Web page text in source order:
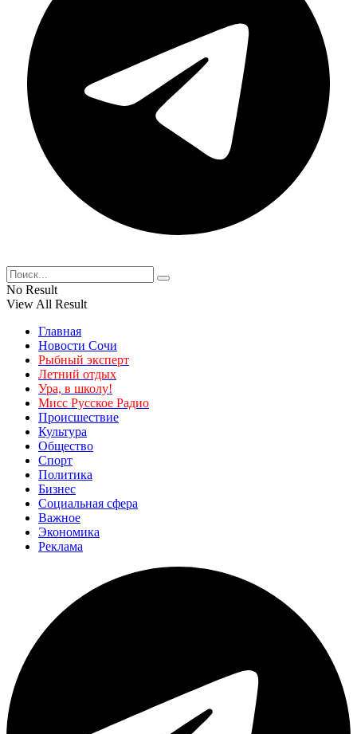
No Result
View All Result
Главная
Новости Сочи
Рыбный эксперт
Летний отдых
Ура, в школу!
Мисс Русское Радио
Происшествие
Культура
Общество
Спорт
Политика
Бизнес
Социальная сфера
Важное
Экономика
Реклама